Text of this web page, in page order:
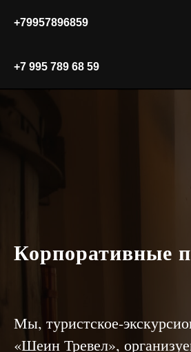
+79957896859
+7 995 789 68 59
Корпоративные
Мы, туристское-
«Шеин Тревел»,